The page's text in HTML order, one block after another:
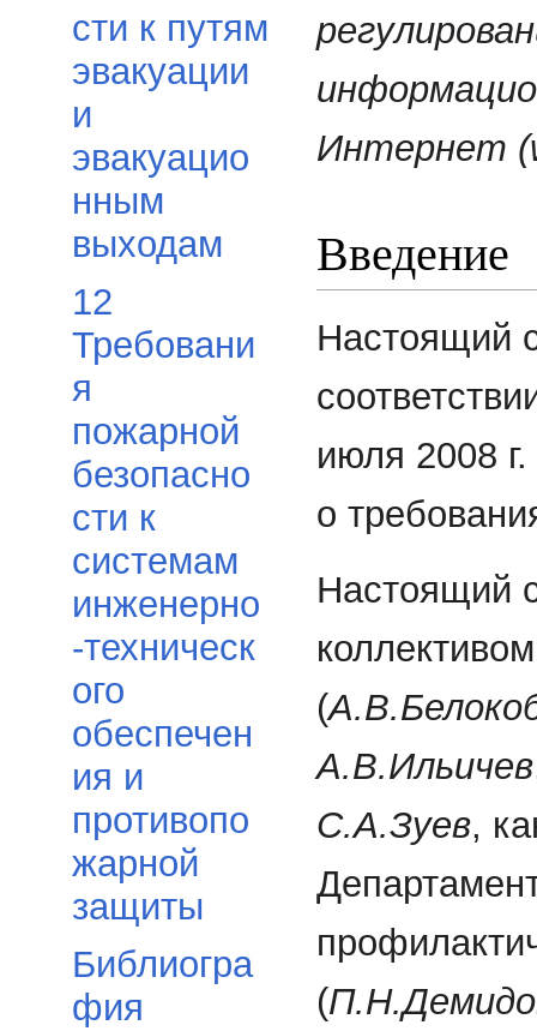
сти к путям
эвакуации
и
эвакуацио
нным
выходам
12
Требовани
я
пожарной
безопасно
сти к
системам
инженерно
-техническ
ого
обеспечен
ия и
противопо
жарной
защиты
Библиогра
фия
Интернет
Введение
Настоящий
июля 2008
о
Настоящий
(
А.В.Ильичев
С.А.Зуев,
(